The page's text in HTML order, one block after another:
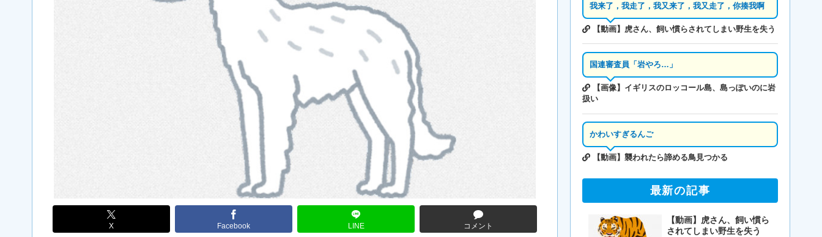
【草】アル中「水飲みたくない！」 グラス「はい転
被災地・熊本、泥酔者の通報が止まらず県警が異例の
海外「日本なんて行くんじゃなかった…」 日本を知
X Facebook LINE コメント
我来了，我走了，我又来了，我又走了，你揍我啊
【動画】虎さん、飼い慣らされてしまい野生を失う
国連審査員「岩やろ…」
【画像】イギリスのロッコール島、島っぽいのに岩
扱い
かわいすぎるんご
【動画】襲われたら諦める鳥見つかる
最新の記事
【動画】虎さん、飼い慣ら
されてしまい野生を失う